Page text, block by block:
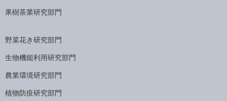
果樹茶業研究部門
野菜花き研究部門
生物機能利用研究部門
農業環境研究部門
植物防疫研究部門